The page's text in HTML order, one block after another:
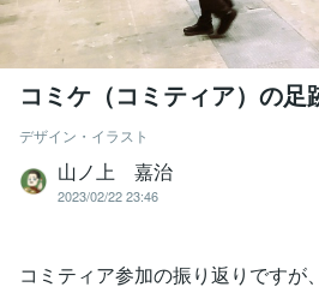
コミケ（コミティア）の
デザイン・イラスト
山ノ上 嘉治
2023/02/22 23:46
コミティア参加の振り返りですが